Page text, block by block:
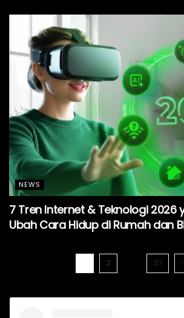
NEWS
7 Tren Internet & Teknologi 2026
Ubah Cara Hidup di Rumah dan
2 … 37